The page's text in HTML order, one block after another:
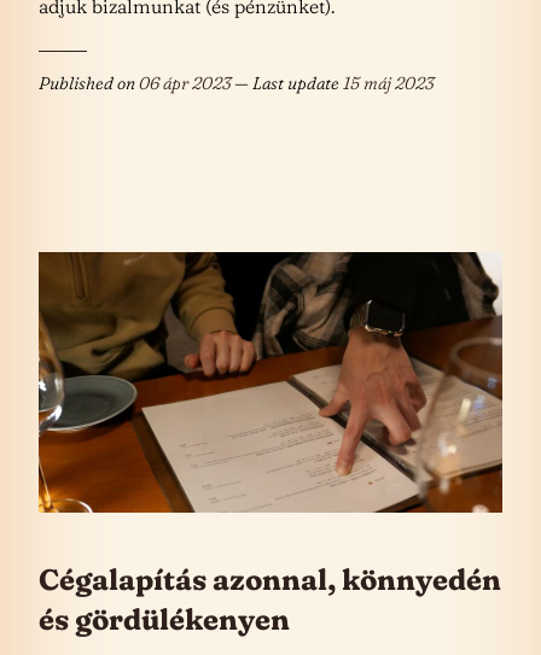
adjuk bizalmunkat (és pénzünket).
Published on06 ápr 2023— Last update15 máj 2023
Cégalapítás azonnal, könnyedén
és gördülékenyen